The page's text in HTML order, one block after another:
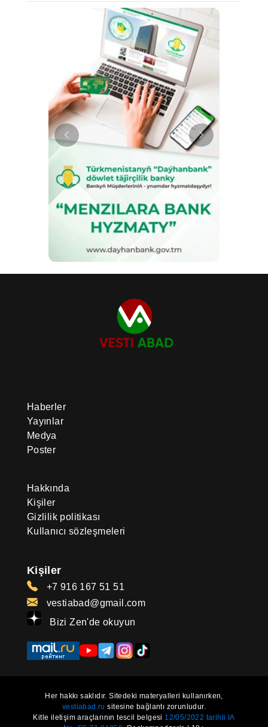
Haberler
Yayınlar
Medya
Poster
Hakkında
Kişiler
Gizlilik politikası
Kullanıcı sözleşmeleri
Kişiler
+7 916 167 51 51
vestiabad@gmail.com
Bizi Zen'de okuyun
Her hakkı saklıdır. Sitedeki materyalleri kullanırken,
vestiabad.ru sitesine bağlantı zorunludur.
Kitle iletişim araçlarının tescil belgesi 12/05/2022 tarihli IA